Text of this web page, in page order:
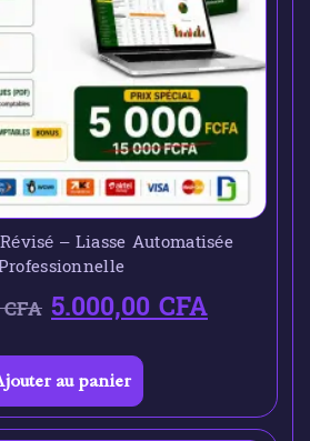
– Liasse Automatisée
CFA 5.000,00CFA
au panier